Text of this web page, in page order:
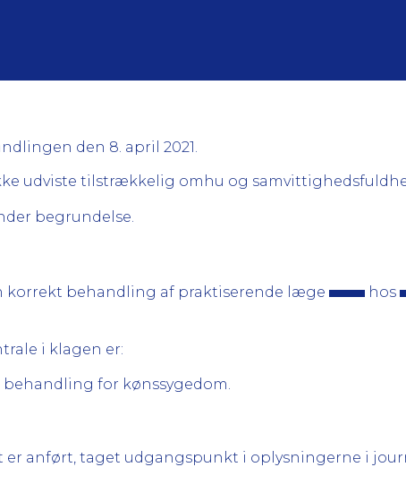
den 8. april 2021.
udviste tilstrækkelig omhu og
begrundelse.
korrekt behandling af praktiserende læge hos
i klagen er:
for kønssygedom.
anført, taget udgangspunkt i oplysningerne i